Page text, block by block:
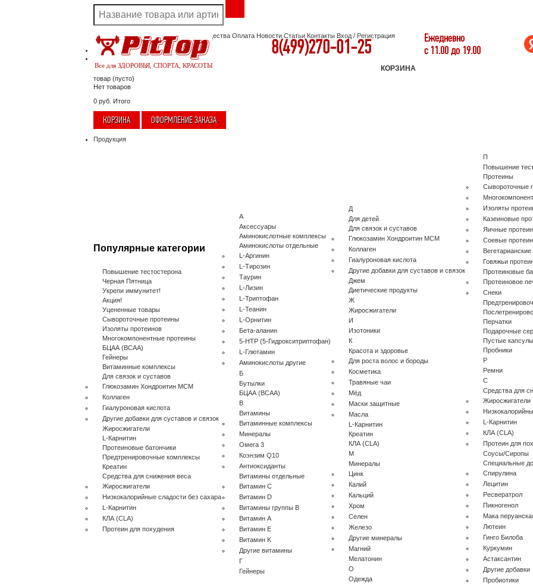
Все для ЗДОРОВЬЯ, СПОРТА, КРАСОТЫ
Акции Скидки Доставка Наши преимущества Оплата Новости Статьи Контакты Вход / Регистрация
Корзина
Нет товаров
КОРЗИНА
товар (пусто)
Нет товаров
0 руб. Итого
КОРЗИНА ОФОРМЛЕНИЕ ЗАКАЗА
8(499)270-01-25
Продукция
Популярные категории
Повышение тестостерона
Черная Пятница
Укрепи иммунитет!
Акция!
Уцененные товары
Сывороточные протеины
Изоляты протеинов
Многокомпонентные протеины
БЦАА (BCAA)
Гейнеры
Витаминные комплексы
Для связок и суставов
Глюкозамин Хондроитин МСМ
Коллаген
Гиалуроновая кислота
Другие добавки для суставов и связок
Жиросжигатели
L-Карнитин
Протеиновые батончики
Предтренировочные комплексы
Креатин
Средства для снижения веса
Жиросжигатели
Низкокалорийные сладости без сахара
L-Карнитин
КЛА (CLA)
Протеин для похудения
А
Аксессуары
Аминокислотные комплексы
Аминокислоты отдельные
L-Аргинин
L-Тирозин
Таурин
L-Лизин
L-Триптофан
L-Теанин
L-Орнитин
Бета-аланин
5-HTP (5-Гидрокситриптофан)
L-Глютамин
Аминокислоты другие
Б
Бутылки
БЦАА (BCAA)
В
Витамины
Витаминные комплексы
Минералы
Омега 3
Коэнзим Q10
Антиоксиданты
Витамины отдельные
Витамин C
Витамин D
Витамины группы B
Витамин A
Витамин E
Витамин K
Другие витамины
Г
Гейнеры
Д
Для детей
Для связок и суставов
Глюкозамин Хондроитин МСМ
Коллаген
Гиалуроновая кислота
Другие добавки для суставов и связок
Джем
Диетические продукты
Ж
Жиросжигатели
И
Изотоники
К
Красота и здоровье
Для роста волос и бороды
Косметика
Травяные чаи
Мёд
Маски защитные
Масла
L-Карнитин
Креатин
КЛА (CLA)
М
Минералы
Цинк
Калий
Кальций
Хром
Селен
Железо
Другие минералы
Магний
Мелатонин
О
Одежда
П
Повышение
Протеины
Сывороточные
Изоляты
Казеиновые
Яичные
Соевые
Говяжьи
Протеиновые
Протеиновое
Снеки
Перчатки
Подарочные
Пустые капсулы
Пробники
Р
Ремни
С
Средства для
Жиросжигатели
L-Карнитин
КЛА (CLA)
Протеин для
Соусы/Сиропы
Специальные
Cпирулина
Лецитин
Ресвератрол
Пикногенол
Мака
Лютеин
Гинго Билоба
Куркумин
Астаксантин
Другие добавки
Пробиотики
Ежедневно
с 11.00 до 19.00